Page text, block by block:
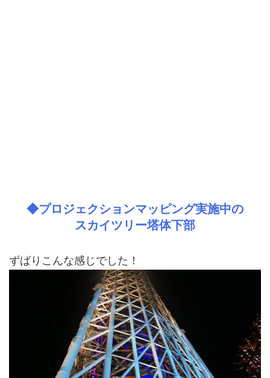
◆プロジェクションマッピング実施中の
スカイツリー塔体下部
ずばりこんな感じでした！